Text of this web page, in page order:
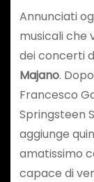
Annunciati
musicali che
dei concerti
Majano.
Francesco
Springsteen
aggiunge
amatissimo
capace di